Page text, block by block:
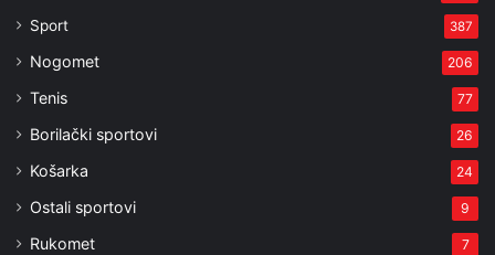
Sport 387
Nogomet 206
Tenis 77
Borilački sportovi 26
Košarka 24
Ostali sportovi 9
Rukomet 7